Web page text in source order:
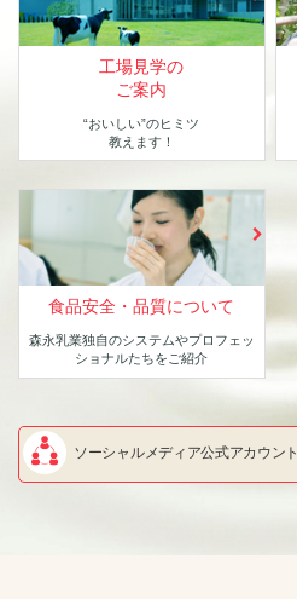
工場見学の
ご案内
“おいしい”のヒミツ
教えます！
食品安全・品質について
森永乳業独自のシステムやプロフェッ
ショナルたちをご紹介
ソーシャルメディア公式アカウント